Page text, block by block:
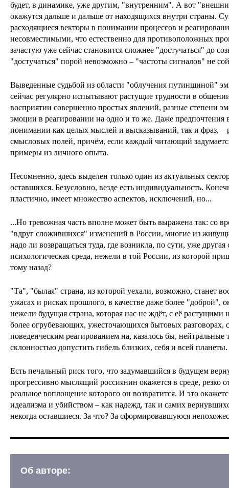
будет, в динамике, уже другим, "внутренним". А вот
окажутся дальше и дальше от находящихся внутри страны.
расходящиеся векторы в понимании процессов и
несовместимыми, что естественно для противоположных
зачастую уже сейчас становится сложнее "достучаться" до
"достучаться" порой невозможно – "частоты сигналов" не
Выведенные судьбой из области "облучения путинщиной"
сейчас регулярно испытывают растущие трудности в
восприятии совершенно простых явлений, разные степени
эмоции в реагировании на одно и то же. Даже предпочтения
понимании как целых мыслей и высказываний, так и фраз, –
смысловых полей, причём, если каждый читающий
примеры из личного опыта.
Несомненно, здесь выделен только один из актуальных
оставшихся. Безусловно, везде есть индивидуальность.
пластично, имеет множество аспектов, исключений, но...
...Но тревожная часть вполне может быть выражена так: со
"вдруг сложившихся" изменений в России, многие из
надо ли возвращаться туда, где возникла, по сути, уже
психологическая среда, нежели в той России, из которой
тому назад?
"Та", "былая" страна, из которой уехали, возможно, станет
ужасах и рисках прошлого, в качестве даже более "доброй",
нежели будущая страна, которая нас не ждёт, с её растущими
более огрубевающих, ужесточающихся бытовых
поведенческим реагированием на, казалось бы,
склонностью допустить гибель близких, себя и всей планеты.
Есть печальный риск того, что задумавшийся в будущем
прогрессивно мыслящий россиянин окажется в среде, резко
реальное воплощение которого он возвратится. И это
идеализма и убийством – как надежд, так и самих
некогда оставшиеся. За что? За сформировавшуюся
Об авторе: